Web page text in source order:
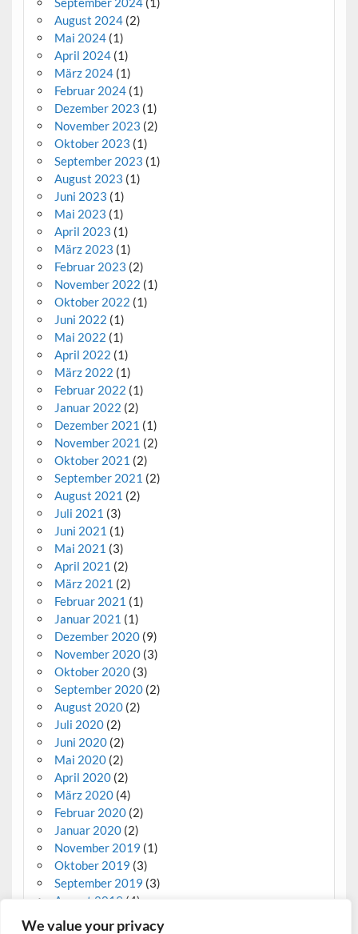
We value your privacy
August 2024(2)
Mai 2024(1)
April 2024(1)
März 2024(1)
Februar 2024(1)
Dezember 2023 (1)
November 2023 (2)
Oktober 2023 (1)
September 2023 (1)
August 2023 (1)
Juni 2023 (1)
Mai 2023 (1)
April 2023 (1)
März 2023 (1)
Februar 2023 (2)
November 2022 (1)
Oktober 2022 (1)
Juni 2022 (1)
Mai 2022 (1)
April 2022 (1)
März 2022 (1)
Februar 2022 (1)
Januar 2022 (2)
Dezember 2021 (1)
November 2021 (2)
Oktober 2021 (2)
September 2021 (2)
August 2021 (2)
Juli 2021 (3)
Juni 2021 (1)
Mai 2021 (3)
April 2021 (2)
März 2021 (2)
Februar 2021 (1)
Januar 2021 (1)
Dezember 2020(9)
November 2020(3)
Oktober 2020(3)
September 2020(2)
August 2020(2)
Juli 2020(2)
Juni 2020(2)
Mai 2020(2)
April 2020(2)
März 2020(4)
Februar 2020(2)
Januar 2020(2)
November 2019 (1)
Oktober 2019 (3)
September 2019 (3)
August 2019 (4)